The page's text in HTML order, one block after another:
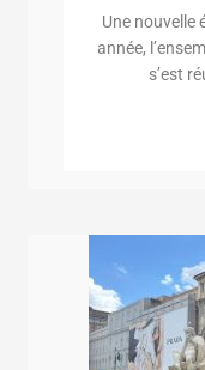
Une nouvelle
année,
s’est